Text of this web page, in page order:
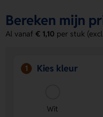
Opvouwbare Liniaal is leuk
relatiegeschenk. Bestel of
Opvouwbare Liniaal
Altijd snel bij de hand
Ruimte voor je eigen
Bereken mijn
Al vanaf€ 1,10 per stuk
1 Kies kleur
Wit